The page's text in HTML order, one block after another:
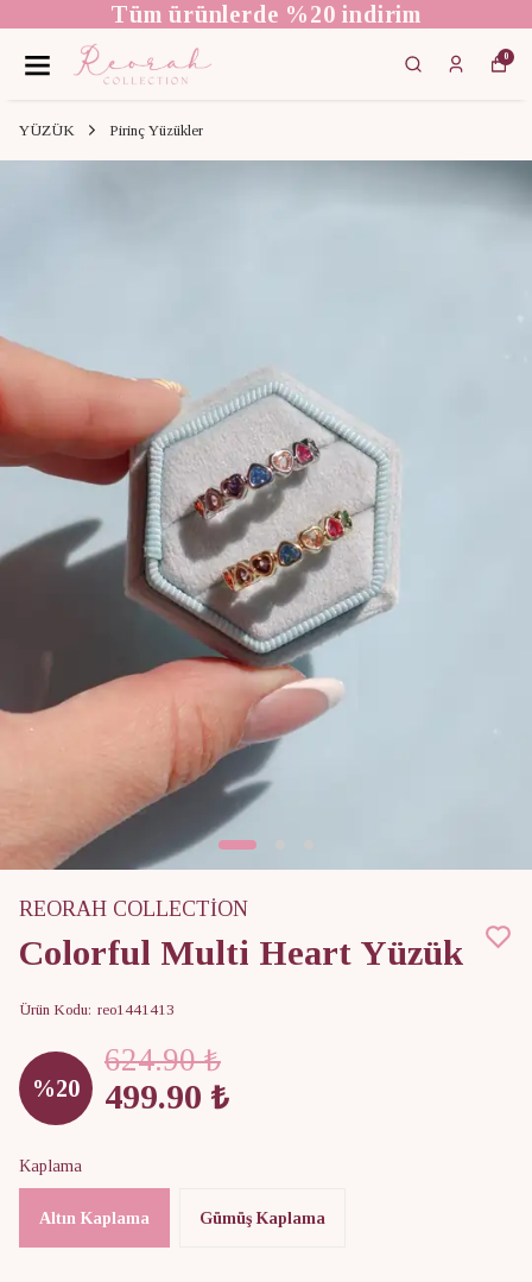
Tüm ürünlerde %20 indirim
0
YÜZÜK Pirinç Yüzükler
REORAH COLLECTİON
Colorful Multi Heart Yüzük
Ürün Kodu: reo1441413
%20
624.90 ₺
499.90 ₺
Kaplama
Altın Kaplama Gümüş Kaplama